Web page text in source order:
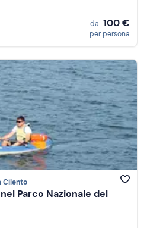
da 100 €
per persona
Cilento
Parco Nazionale del